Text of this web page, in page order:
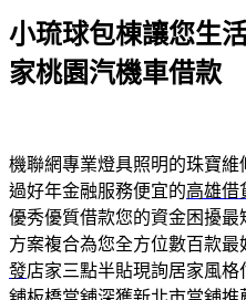
小琉球包棟讓您生
家桃園汽機車借款
機聯網專業燈具照明的珠寶維
過好年金融服務便宜的高雄借
優秀優質借款您的資金困擾最
方案複合為您全方位數百款
發店家三點半貼現詢居家風